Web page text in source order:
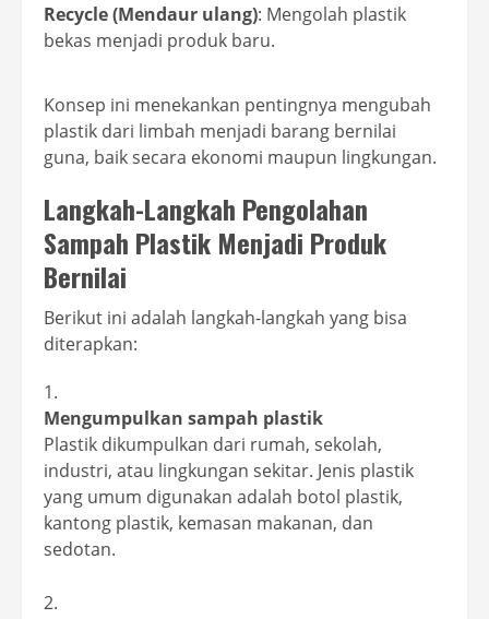
Recycle (Mendaur ulang): Mengolah plastik
bekas menjadi produk baru.
Konsep ini menekankan pentingnya mengubah
plastik dari limbah menjadi barang bernilai
guna, baik secara ekonomi maupun lingkungan.
Langkah-Langkah Pengolahan
Sampah Plastik Menjadi Produk
Bernilai
Berikut ini adalah langkah-langkah yang bisa
diterapkan:
Mengumpulkan sampah plastik
Plastik dikumpulkan dari rumah, sekolah,
industri, atau lingkungan sekitar. Jenis plastik
yang umum digunakan adalah botol plastik,
kantong plastik, kemasan makanan, dan
sedotan.